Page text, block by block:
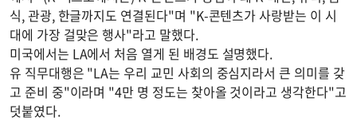
식, 관광, 한글까지도 연결된다"며 "K-콘텐츠가 사랑받는 이 시
대에 가장 걸맞은 행사"라고 말했다.
미국에서는 LA에서 처음 열게 된 배경도 설명했다.
유 직무대행은 "LA는 우리 교민 사회의 중심지라서 큰 의미를 갖
고 준비 중"이라며 "4만 명 정도는 찾아올 것이라고 생각한다"고
덧붙였다.